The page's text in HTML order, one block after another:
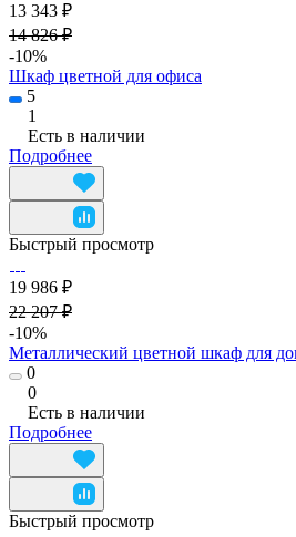
13 343 ₽
14 826 ₽
-10%
Шкаф цветной для офиса
5
1
Есть в наличии
Подробнее
Быстрый просмотр
19 986 ₽
22 207 ₽
-10%
Металлический цветной шкаф для
0
0
Есть в наличии
Подробнее
Быстрый просмотр